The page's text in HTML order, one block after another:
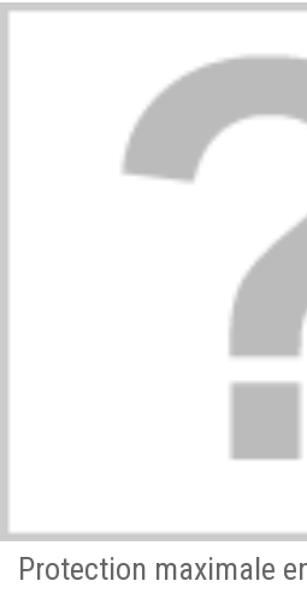
Protection maximale